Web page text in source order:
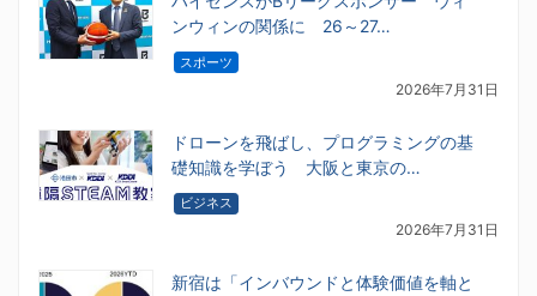
ンウィンの関係に 26～27…
スポーツ
2026年7月31日
ドローンを飛ばし、プログラミングの基
礎知識を学ぼう 大阪と東京の…
ビジネス
2026年7月31日
新宿は「インバウンドと体験価値を軸と